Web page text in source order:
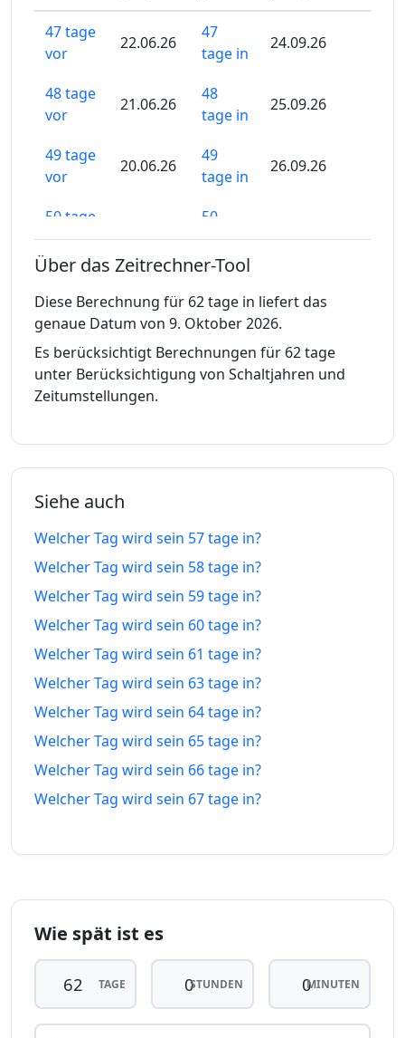
47 tage
vor
22.06.26
47
tage in
24.09.26
48 tage
vor
21.06.26
48
tage in
25.09.26
49 tage
vor
20.06.26
49
tage in
26.09.26
50 tage
vor
50
tage in
51 tage
vor
51
tage in
vor
17.06.26
tage in
29.09.26
53 tage
54 tage
15.06.26
54
01.10.26
vor
14.06.26
tage in
56 tage
vor
13.06.26
56
tage in
57 tage
12.06.26
57
tage in
58 tage
vor
11.06.26
58
tage in
59 tage
vor
10.06.26
59
tage in
vor
tage in
08.06.26 08.10.26
62 tage
vor
07.06.26
62
tage
09.10.26
Über das Zeitrechner-Tool
Diese Berechnung für 62 tage in liefert das
genaue Datum von 9. Oktober 2026.
Es berücksichtigt Berechnungen für 62 tage
unter Berücksichtigung von Schaltjahren und
Zeitumstellungen.
Siehe auch
Welcher Tag wird sein 57 tage in?
Welcher Tag wird sein 58 tage in?
Welcher Tag wird sein 59 tage in?
Welcher Tag wird sein 60 tage in?
Welcher Tag wird sein 61 tage in?
Welcher Tag wird sein 63 tage in?
Welcher Tag wird sein 64 tage in?
Welcher Tag wird sein 65 tage in?
Welcher Tag wird sein 66 tage in?
Welcher Tag wird sein 67 tage in?
Wie spät ist es
TAGE STUNDEN MINUTEN